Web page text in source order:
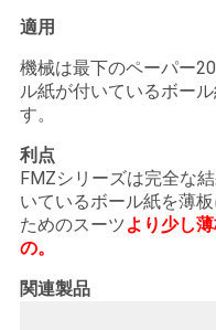
適用
機械は最下のペーパー
ル紙が付いているボー
す。
利点
FMZシリーズは完全な
いているボール紙を薄
ためのスーツより少し
の。
関連製品